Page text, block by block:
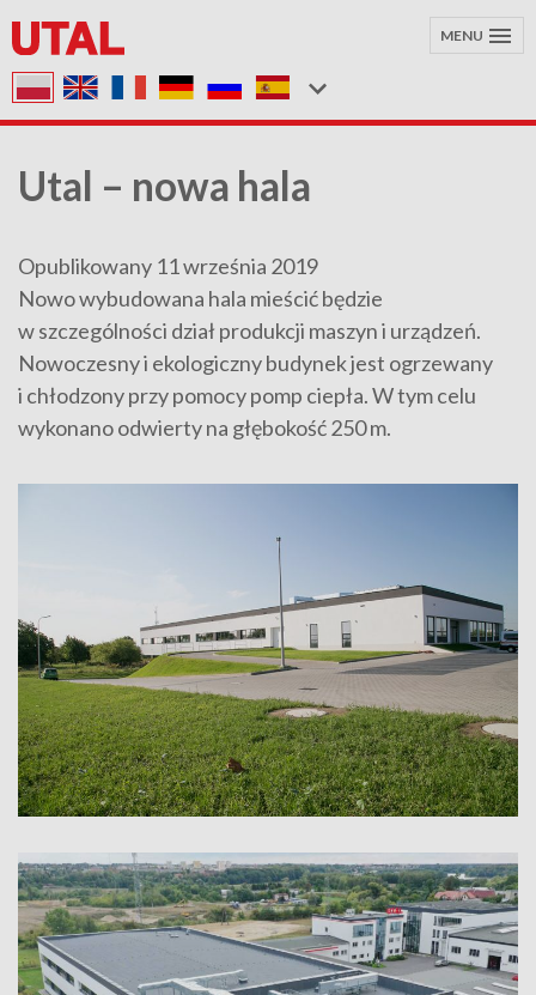
MENU
Utal – nowa hala
Opublikowany 11 września 2019
Nowo wybudowana hala mieścić będzie
w szczególności dział produkcji maszyn i urządzeń.
Nowoczesny i ekologiczny budynek jest ogrzewany
i chłodzony przy pomocy pomp ciepła. W tym celu
wykonano odwierty na głębokość 250 m.